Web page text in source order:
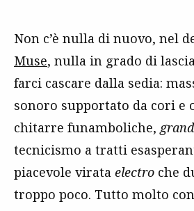
Non c’è nulla di nuovo, nel
Muse, nulla in grado di
farci cascare dalla sedia:
sonoro supportato da cori e
chitarre funamboliche,
tecnicismo a tratti
piacevole virata electro che
troppo poco. Tutto molto